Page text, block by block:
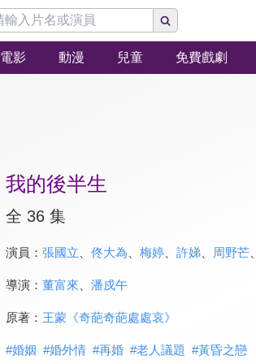
電影 動漫 兒童 免費戲劇
我的後半生
全 36 集
演員： 張國立 佟大為 梅婷、 許娣、 周野芒、
導演： 董富來 潘戍午
原著： 王蒙《奇葩奇葩處處哀》
#婚姻 #婚外情 #再婚 #老人議題 #黃昏之戀